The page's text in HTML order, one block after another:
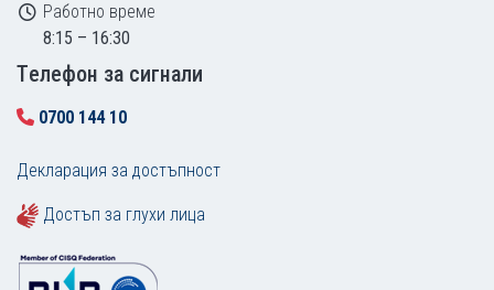
Работно време
8:15 – 16:30
Tелефон за сигнали
0700 144 10
Декларация за достъпност
Достъп за глухи лица